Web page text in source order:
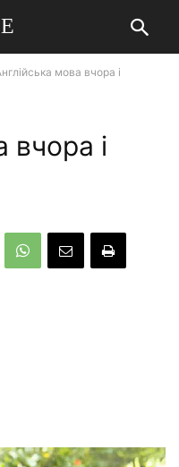
мова вчора і
вчора і